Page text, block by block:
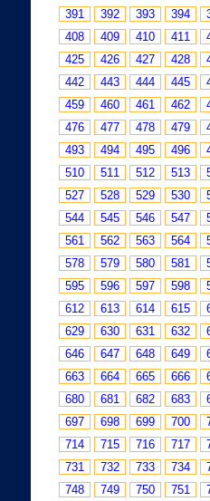
391
392 393 394
408
409 410 411
425
426 427 428
442
443 444 445
459
460 461 462
476
477 478 479
493
494 495 496
510
511 512 513
527
528 529 530
544
545 546 547
561
562 563 564
578
579 580 581
595
596 597 598
612
613 614 615
629
630 631 632
646
647 648 649
663
664 665 666
680
681 682 683
697
698 699 700
714
715 716 717
731
732 733 734
748
749 750 751